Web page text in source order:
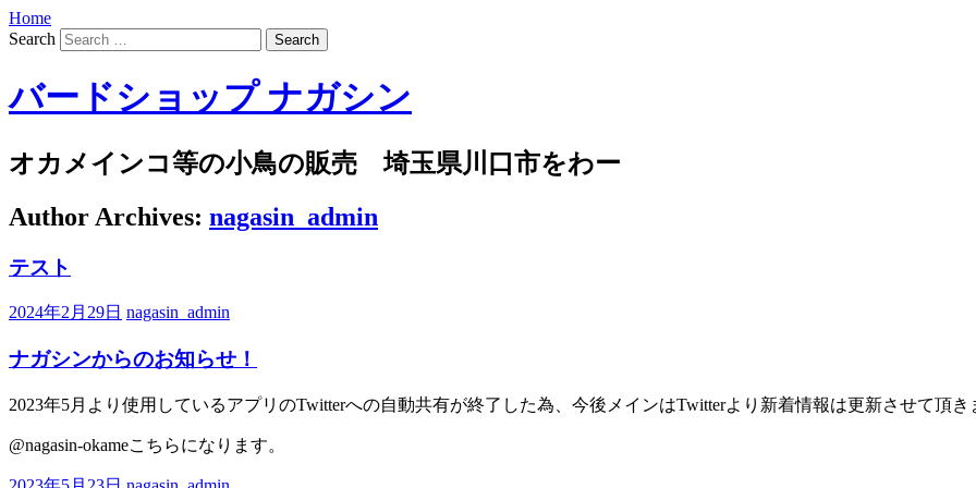
Home
Search
バードショップ ナガシン
オカメインコ等の小鳥の販売 埼玉県川口市をわー
Author Archives: nagasin_admin
テスト
2024年2月29日 nagasin_admin
ナガシンからのお知らせ！
2023年5月より使用しているアプリのTwitterへの自動共有が終了した為、今後メインはTwitterより新着情報は更新させて頂き
@nagasin-okameこちらになります。